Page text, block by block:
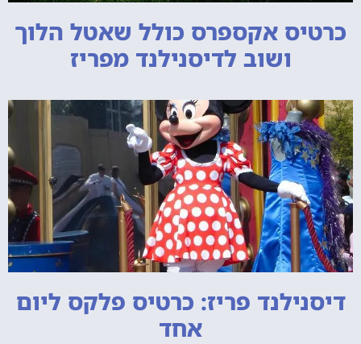
כרטיס אקספרס כולל שאטל הלוך
ושוב לדיסנילנד מפריז
דיסנילנד פריז: כרטיס פלקס ליום
אחד